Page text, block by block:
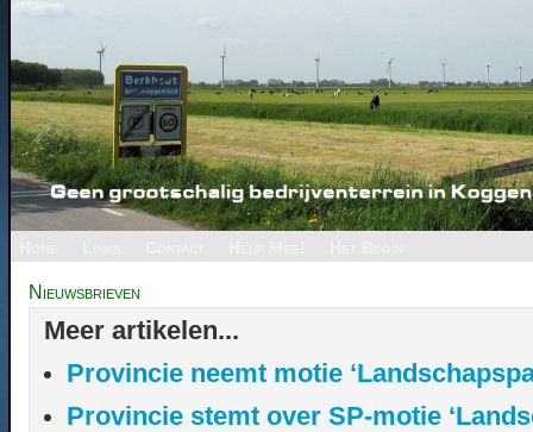
Nieuwsbrieven
Meer artikelen...
Provincie neemt motie
Provincie stemt over SP-motie